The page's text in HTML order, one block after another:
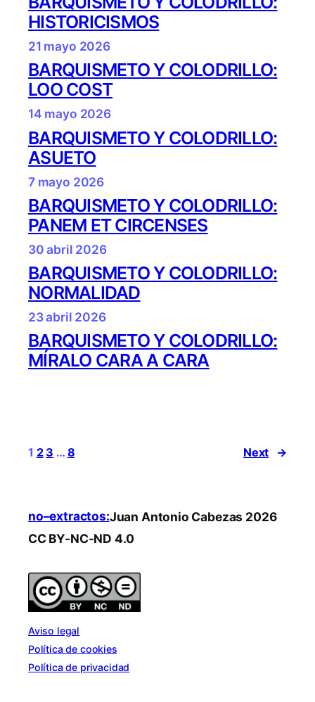
HISTORICISMOS
21 mayo 2026
BARQUISMETO Y COLODRILLO:
LOO COST
14 mayo 2026
BARQUISMETO Y COLODRILLO:
ASUETO
7 mayo 2026
BARQUISMETO Y COLODRILLO:
PANEM ET CIRCENSES
30 abril 2026
BARQUISMETO Y COLODRILLO:
NORMALIDAD
23 abril 2026
BARQUISMETO Y COLODRILLO:
MÍRALO CARA A CARA
1 2 3 … 8 Next →
no–extractos:Juan Antonio Cabezas 2026
CC BY-NC-ND 4.0
Aviso legal
Política de cookies
Política de privacidad